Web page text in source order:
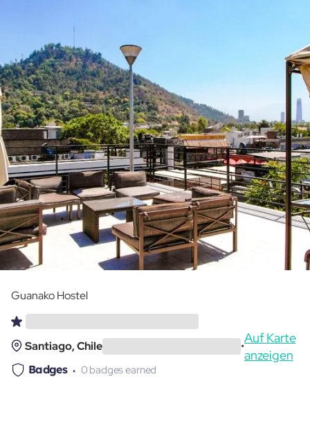
Guanako Hostel
Santiago, Chile •
Auf Karte
anzeigen
Badges 0 badges earned